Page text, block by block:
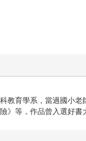
教育學系，當過國小
》等，作品曾入選好書